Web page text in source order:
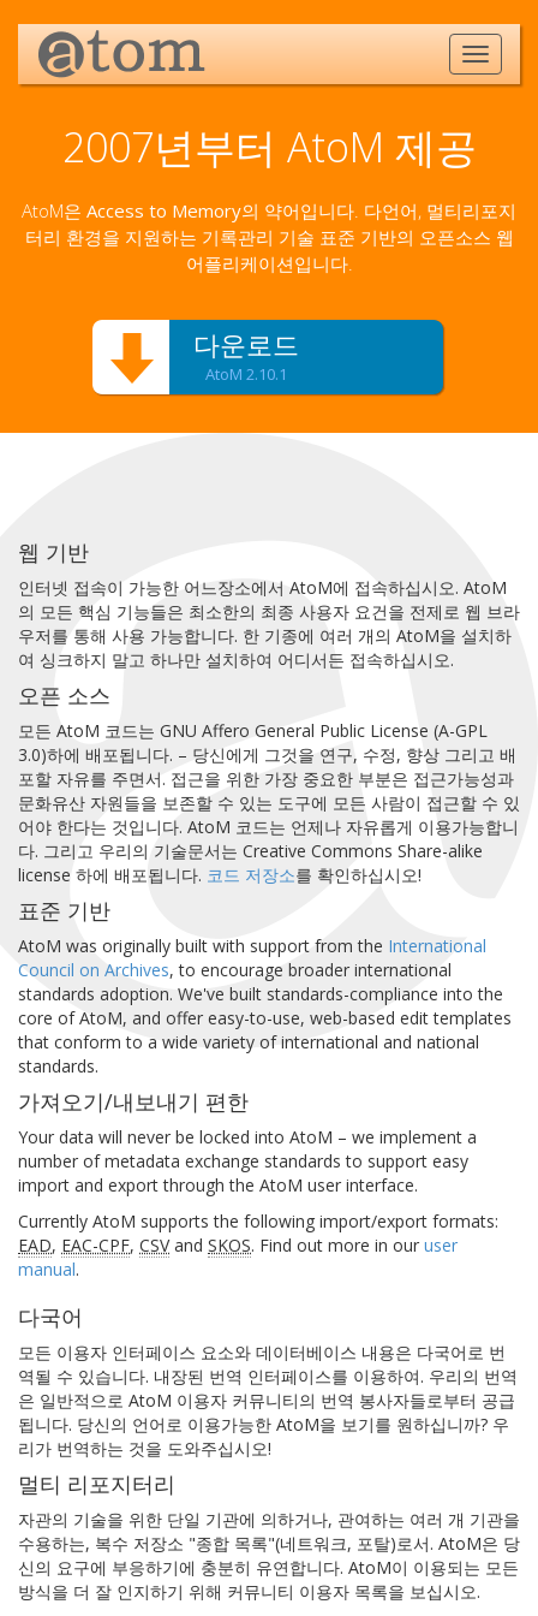
2007년부터 AtoM 제공
AtoM은 Access to Memory의 약어입니다. 다언어, 멀티리포지
터리 환경을 지원하는 기록관리 기술 표준 기반의 오픈소스 웹
어플리케이션입니다.
다운로드
AtoM 2.10.1
웹 기반
인터넷 접속이 가능한 어느장소에서 AtoM에 접속하십시오. AtoM
의 모든 핵심 기능들은 최소한의 최종 사용자 요건을 전제로 웹 브라
우저를 통해 사용 가능합니다. 한 기종에 여러 개의 AtoM을 설치하
여 싱크하지 말고 하나만 설치하여 어디서든 접속하십시오.
오픈 소스
모든 AtoM 코드는 GNU Affero General Public License (A-GPL
3.0)하에 배포됩니다. – 당신에게 그것을 연구, 수정, 향상 그리고 배
포할 자유를 주면서. 접근을 위한 가장 중요한 부분은 접근가능성과
문화유산 자원들을 보존할 수 있는 도구에 모든 사람이 접근할 수 있
어야 한다는 것입니다. AtoM 코드는 언제나 자유롭게 이용가능합니
다. 그리고 우리의 기술문서는 Creative Commons Share-alike
license 하에 배포됩니다. 코드 저장소를 확인하십시오!
표준 기반
AtoM was originally built with support from the International
Council on Archives, to encourage broader international
standards adoption. We've built standards-compliance into the
core of AtoM, and offer easy-to-use, web-based edit templates
that conform to a wide variety of international and national
standards.
가져오기/내보내기 편한
Your data will never be locked into AtoM – we implement a
number of metadata exchange standards to support easy
import and export through the AtoM user interface.
Currently AtoM supports the following import/export formats:
EAD, EAC-CPF, CSVand SKOS. Find out more in our user
manual.
다국어
모든 이용자 인터페이스 요소와 데이터베이스 내용은 다국어로 번
역될 수 있습니다. 내장된 번역 인터페이스를 이용하여. 우리의 번역
은 일반적으로 AtoM 이용자 커뮤니티의 번역 봉사자들로부터 공급
됩니다. 당신의 언어로 이용가능한 AtoM을 보기를 원하십니까? 우
리가 번역하는 것을 도와주십시오!
멀티 리포지터리
자관의 기술을 위한 단일 기관에 의하거나, 관여하는 여러 개 기관을
수용하는, 복수 저장소 "종합 목록"(네트워크, 포탈)로서. AtoM은 당
신의 요구에 부응하기에 충분히 유연합니다. AtoM이 이용되는 모든
방식을 더 잘 인지하기 위해 커뮤니티 이용자 목록을 보십시오.